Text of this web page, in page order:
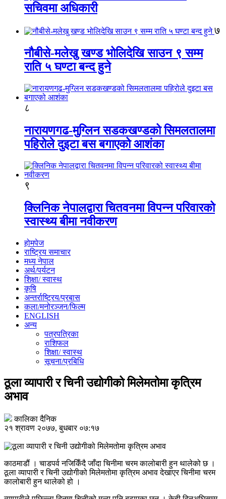
सचिवमा अधिकारी
७
नौबीसे-मलेखु खण्ड भोलिदेखि साउन ९ सम्म
राति ५ घण्टा बन्द हुने
८
नारायणगढ-मुग्लिन सडकखण्डको सिमलतालमा
पहिरोले दुइटा बस बगाएको आशंका
९
क्लिनिक नेपालद्वारा चितवनमा विपन्न परिवारको
स्वास्थ्य बीमा नवीकरण
होमपेज
राष्ट्रिय समाचार
मध्य नेपाल
अर्थ/पर्यटन
शिक्षा/ स्वास्थ
कृषि
अन्तर्राष्ट्रिय/प्रबास
कला/मनोरञ्जन/फिल्म
ENGLISH
अन्य
पत्रपत्रिका
राशिफल
शिक्षा/ स्वास्थ
सूचना/प्रबिधि
ठूला व्यापारी र चिनी उद्योगीको मिलेमतोमा कृत्रिम
अभाव
कालिका दैनिक
२१ श्रावण २०७७, बुधबार ०७:१७
काठमाडौं । चाडपर्व नजिकिँदै जाँदा चिनीमा चरम कालोबारी हुन थालेको छ ।
ठूला व्यापारी र चिनी उद्योगीको मिलेमतोमा कृत्रिम अभाव देखाएर चिनीमा चरम
कालोबारी हुन थालेको हो ।